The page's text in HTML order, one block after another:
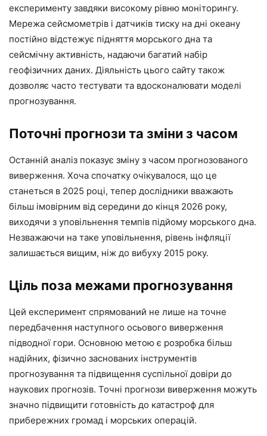
експерименту завдяки високому рівню моніторингу.
Мережа сейсмометрів і датчиків тиску на дні океану
постійно відстежує підняття морського дна та
сейсмічну активність, надаючи багатий набір
геофізичних даних. Діяльність цього сайту також
дозволяє часто тестувати та вдосконалювати моделі
прогнозування.
Поточні прогнози та зміни з часом
Останній аналіз показує зміну з часом прогнозованого
виверження. Хоча спочатку очікувалося, що це
станеться в 2025 році, тепер дослідники вважають
більш імовірним від середини до кінця 2026 року,
виходячи з уповільнення темпів підйому морського дна.
Незважаючи на таке уповільнення, рівень інфляції
залишається вищим, ніж до вибуху 2015 року.
Ціль поза межами прогнозування
Цей експеримент спрямований не лише на точне
передбачення наступного осьового виверження
підводної гори. Основною метою є розробка більш
надійних, фізично заснованих інструментів
прогнозування та підвищення суспільної довіри до
наукових прогнозів. Точні прогнози виверження можуть
значно підвищити готовність до катастроф для
прибережних громад і морських операцій.